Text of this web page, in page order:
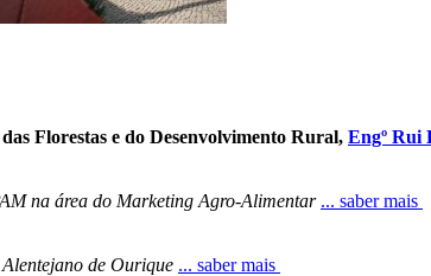
Florestas e do Desenvolvimento Rural, Engº Rui
na área do Marketing Agro-Alimentar ... saber mais
de Ourique ... saber mais